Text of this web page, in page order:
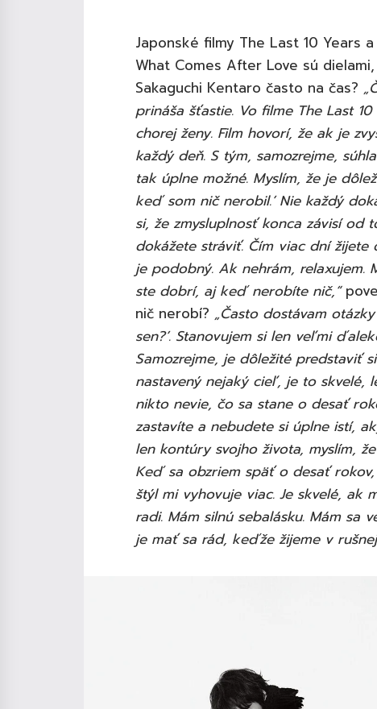
Japonské filmy The Last 10 Years
What Comes After Love sú
Sakaguchi Kentaro často na čas?
prináša šťastie. Vo filme The Last
chorej ženy. Film hovorí, že ak je
každý deň. S tým, samozrejme,
tak úplne možné. Myslím, že je
keď som nič nerobil.’ Nie každý
si, že zmysluplnosť konca závisí od
dokážete stráviť. Čím viac dní
je podobný. Ak nehrám, relaxujem.
ste dobrí, aj keď nerobíte nič,“
nič nerobí? „Často dostávam
sen?’. Stanovujem si len veľmi
Samozrejme, je dôležité predstaviť
nastavený nejaký cieľ, je to
nikto nevie, čo sa stane o desať
zastavíte a nebudete si úplne istí,
len kontúry svojho života, myslím,
Keď sa obzriem späť o desať
štýl mi vyhovuje viac. Je skvelé, ak
radi. Mám silnú sebalásku. Mám sa
je mať sa rád, keďže žijeme v